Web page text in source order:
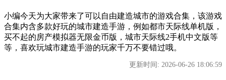
小编今天为大家带来了可以自由建造城市的游戏合集，该游戏
合集内含多款好玩的城市建造手游，例如都市天际线单机版，
买不起的房产模拟器无限金币版，城市天际线2手机中文版等
等，喜欢玩城市建造手游的玩家千万不要错过哦。
更新时间: 2026-06-26 18:06:59